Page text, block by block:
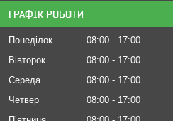
ГРАФІК РОБОТИ
Понеділок 08:00
17:00
Вівторок
08:00
17:00
Середа
08:00
17:00
Четвер
08:00
17:00